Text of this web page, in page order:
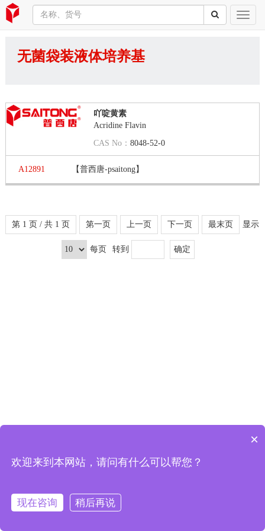
无菌袋装液体培养基
吖啶黄素
Acridine Flavin
CAS No：8048-52-0
A12891 【普西唐-psaitong】
第 1 页 / 共 1 页 第一页 上一页 下一页 最末页 显示
每页 转到
×
欢迎来到本网站，请问有什么可以帮您？
现在咨询 稍后再说